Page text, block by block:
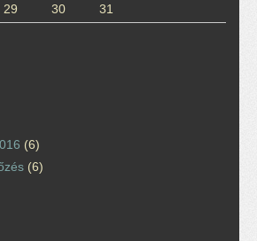
29 30
31
(6)
(6)